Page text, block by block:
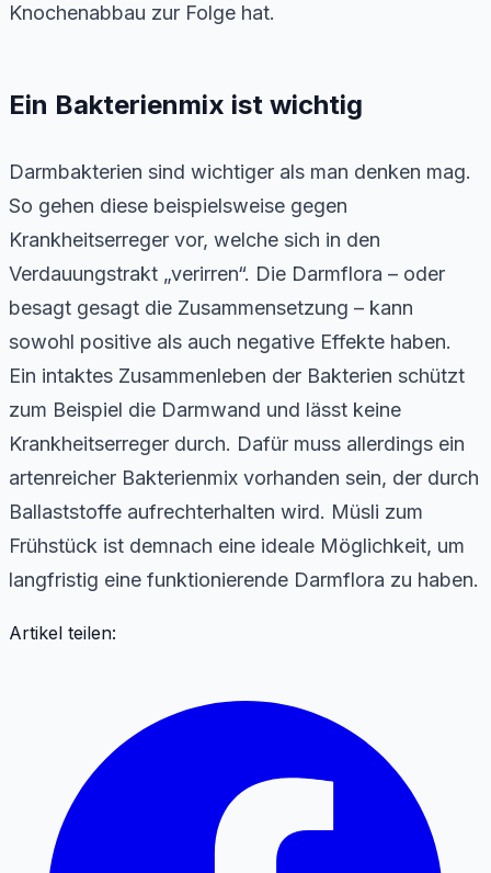
Knochenabbau zur Folge hat.
Ein Bakterienmix ist wichtig
Darmbakterien sind wichtiger als man denken mag.
So gehen diese beispielsweise gegen
Krankheitserreger vor, welche sich in den
Verdauungstrakt „verirren“. Die Darmflora – oder
besagt gesagt die Zusammensetzung – kann
sowohl positive als auch negative Effekte haben.
Ein intaktes Zusammenleben der Bakterien schützt
zum Beispiel die Darmwand und lässt keine
Krankheitserreger durch. Dafür muss allerdings ein
artenreicher Bakterienmix vorhanden sein, der durch
Ballaststoffe aufrechterhalten wird. Müsli zum
Frühstück ist demnach eine ideale Möglichkeit, um
langfristig eine funktionierende Darmflora zu haben.
Artikel teilen: